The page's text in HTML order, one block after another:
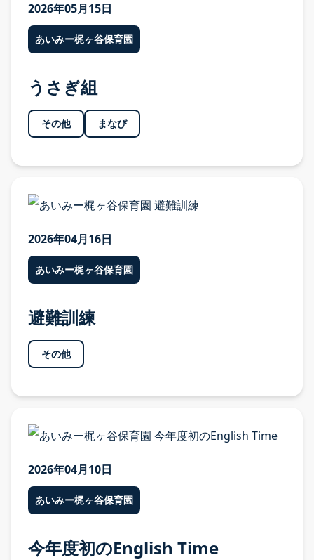
採用情報
採用案内 TOP
募集要項・お祝い金
福利厚生・研修・キャリア形成
よくある質問・先輩の声
2026年05月15日
あいみー梶ヶ谷保育園
うさぎ組
その他 まなび
2026年04月16日
あいみー梶ヶ谷保育園
避難訓練
その他
2026年04月10日
あいみー梶ヶ谷保育園
今年度初のEnglish Time